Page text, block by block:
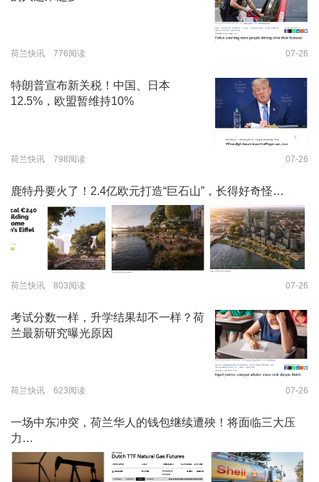
荷兰快讯 776阅读 07-26
特朗普宣布新关税！中国、日本
12.5%，欧盟暂维持10%
荷兰快讯 798阅读 07-26
鹿特丹要火了！2.4亿欧元打造“巨石山”，长得好奇怪…
荷兰快讯 803阅读 07-26
考试分数一样，升学结果却不一样？荷
兰最新研究曝光原因
荷兰快讯 623阅读 07-26
一场中东冲突，荷兰华人的钱包继续遭殃！将面临三大压
力…